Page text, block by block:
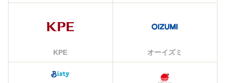
KPE オーイズミ